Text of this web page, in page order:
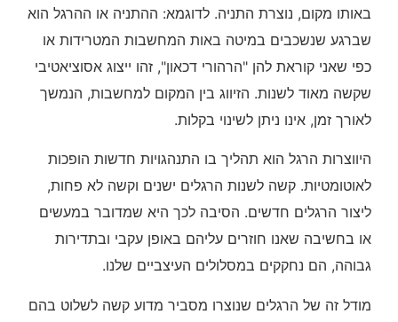
באותו מקום, נוצרת התניה. לדוגמא: ההתניה או ההרגל הוא
שברגע שנשכבים במיטה באות המחשבות המטרידות או
כפי שאני קוראת להן "הרהורי דכאון", זהו ייצוג אסוציאטיבי
שקשה מאוד לשנות. הזיווג בין המקום למחשבות, הנמשך
לאורך זמן, אינו ניתן לשינוי בקלות.
היווצרות הרגל הוא תהליך בו התנהגויות חדשות הופכות
לאוטומטיות. קשה לשנות הרגלים ישנים וקשה לא פחות,
ליצור הרגלים חדשים. הסיבה לכך היא שמדובר במעשים
או בחשיבה שאנו חוזרים עליהם באופן עקבי ובתדירות
גבוהה, הם נחקקים במסלולים העיצביים שלנו.
מודל זה של הרגלים שנוצרו מסביר מדוע קשה לשלוט בהם